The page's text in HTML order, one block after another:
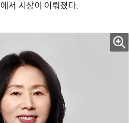
서 시상이 이뤄졌다.